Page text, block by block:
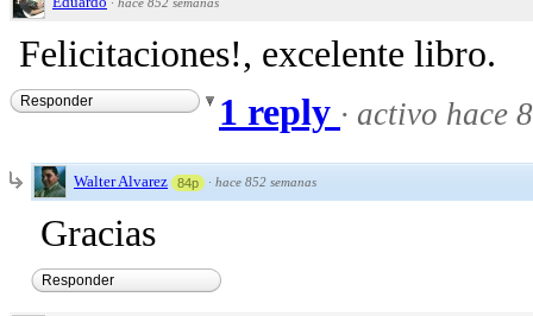
Felicitaciones!, excelente libro.
Responder 1 reply · activo hace
Walter Alvarez 84p · hace 852 semanas
Gracias
Responder